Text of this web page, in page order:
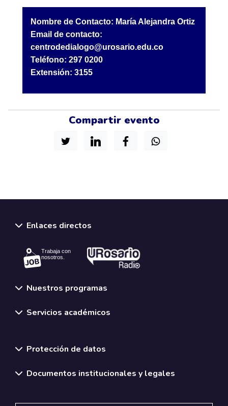
Nombre de Contacto: María Alejandra Ortiz
Email de contacto:
centrodedialogo@urosario.edu.co
Teléfono: 297 0200
Extensión: 3155
Compartir evento
Enlaces directos
Trabaja con
nosotros.
Nuestros programas
Servicios académicos
Protección de datos
Documentos institucionales y legales